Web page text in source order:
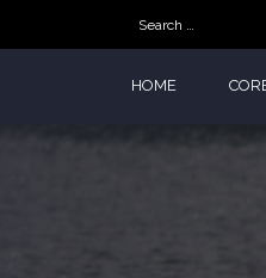
Search
for:
HOME